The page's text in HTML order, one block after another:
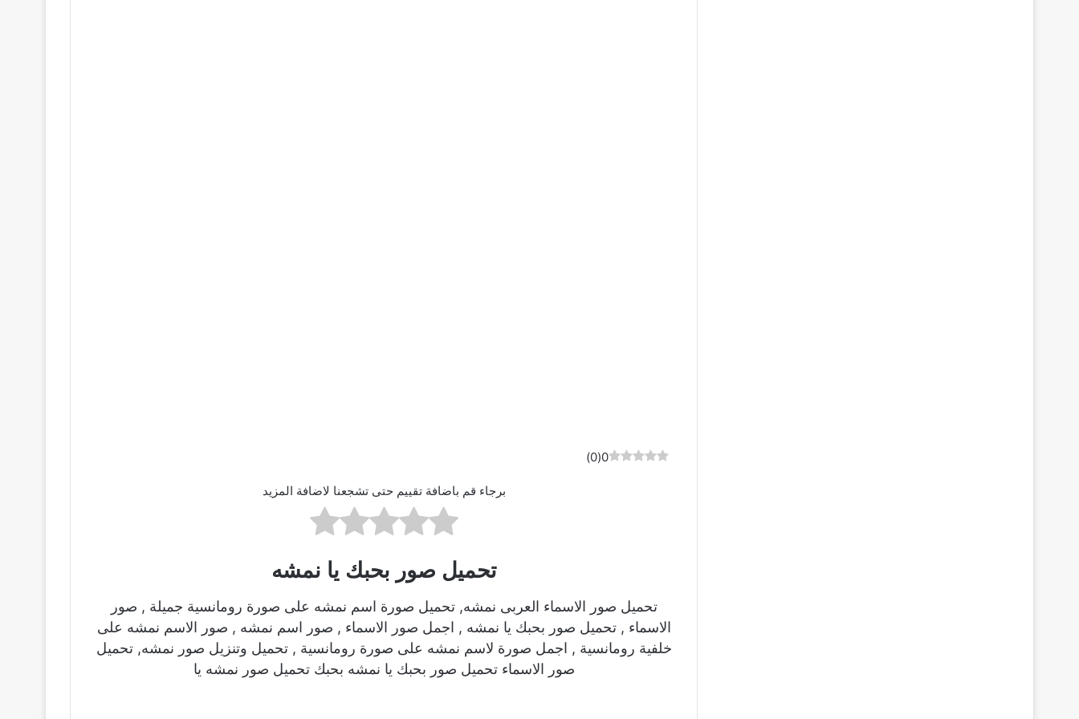
0
(
0
)
برجاء قم باضافة تقييم حتى تشجعنا لاضافة المزيد
تحميل صور بحبك يا نمشه
تحميل صور الاسماء العربى نمشه, تحميل صورة اسم نمشه على صورة رومانسية جميلة , صور
الاسماء , تحميل صور بحبك يا نمشه , اجمل صور الاسماء , صور اسم نمشه , صور الاسم نمشه على
خلفية رومانسية , اجمل صورة لاسم نمشه على صورة رومانسية , تحميل وتنزيل صور نمشه, تحميل
صور الاسماء تحميل صور بحبك يا نمشه بحبك تحميل صور نمشه يا